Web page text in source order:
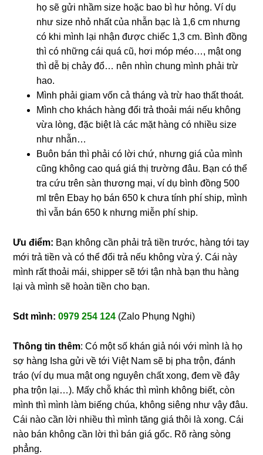
họ sẽ gửi nhầm size hoặc bao bì hư hỏng. Ví dụ
như size nhỏ nhất của nhẫn bạc là 1,6 cm nhưng
có khi mình lại nhận được chiếc 1,3 cm. Bình đồng
thì có những cái quá cũ, hơi móp méo…, mật ong
thì dễ bị chảy đổ… nên nhìn chung mình phải trừ
hao.
Mình phải giam vốn cả tháng và trừ hao thất thoát.
Mình cho khách hàng đổi trả thoải mái nếu không
vừa lòng, đặc biệt là các mặt hàng có nhiều size
như nhẫn…
Buôn bán thì phải có lời chứ, nhưng giá của mình
cũng không cao quá giá thị trường đâu. Bạn có thể
tra cứu trên sàn thương mại, ví dụ bình đồng 500
ml trên Ebay họ bán 650 k chưa tính phí ship, mình
thì vẫn bán 650 k nhưng miễn phí ship.
Ưu điểm: Bạn không cần phải trả tiền trước, hàng tới tay
mới trả tiền và có thể đổi trả nếu không vừa ý. Cái này
mình rất thoải mái, shipper sẽ tới tận nhà bạn thu hàng
lại và mình sẽ hoàn tiền cho bạn.
Sdt mình: 0979 254 124 (Zalo Phụng Nghi)
Thông tin thêm: Có một số khán giả nói với mình là họ
sợ hàng Isha gửi về tới Việt Nam sẽ bị pha trộn, đánh
tráo (ví dụ mua mật ong nguyên chất xong, đem về đây
pha trộn lại…). Mấy chỗ khác thì mình không biết, còn
mình thì mình làm biếng chúa, không siêng như vậy đâu.
Cái nào cần lời nhiều thì mình tăng giá thôi là xong. Cái
nào bán không cần lời thì bán giá gốc. Rõ ràng sòng
phẳng.